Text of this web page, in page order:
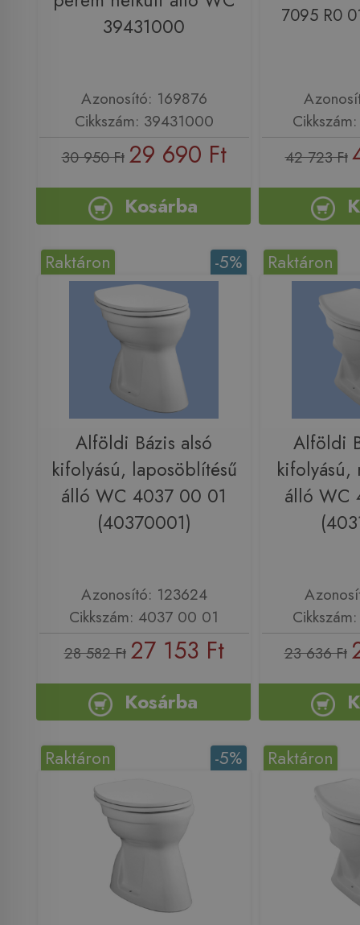
39431000
Azonosító: 169876
Cikkszám: 39431000
30 950 Ft 29 690 Ft
Kosárba
7095 R0
42 723 Ft
-5%
Raktáron
Alföldi Bázis alsó
kifolyású, laposöblítésű
álló WC 4037 00 01
(40370001)
Azonosító: 123624
Cikkszám: 4037 00 01
28 582 Ft 27 153 Ft
Kosárba
Raktáron
Alföldi
kifolyású,
álló WC
23 636 Ft
-5%
Raktáron Raktáron